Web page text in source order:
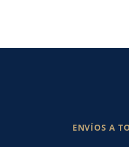
ENVÍOS A